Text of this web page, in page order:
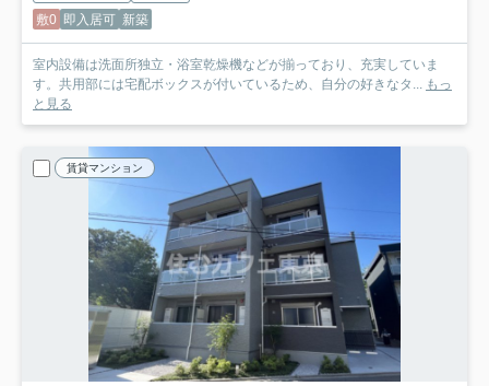
敷0 即入居可 新築
室内設備は洗面所独立・浴室乾燥機などが揃っており、充実していま
す。共用部には宅配ボックスが付いているため、自分の好きなタ... もっ
と見る
賃貸マンション